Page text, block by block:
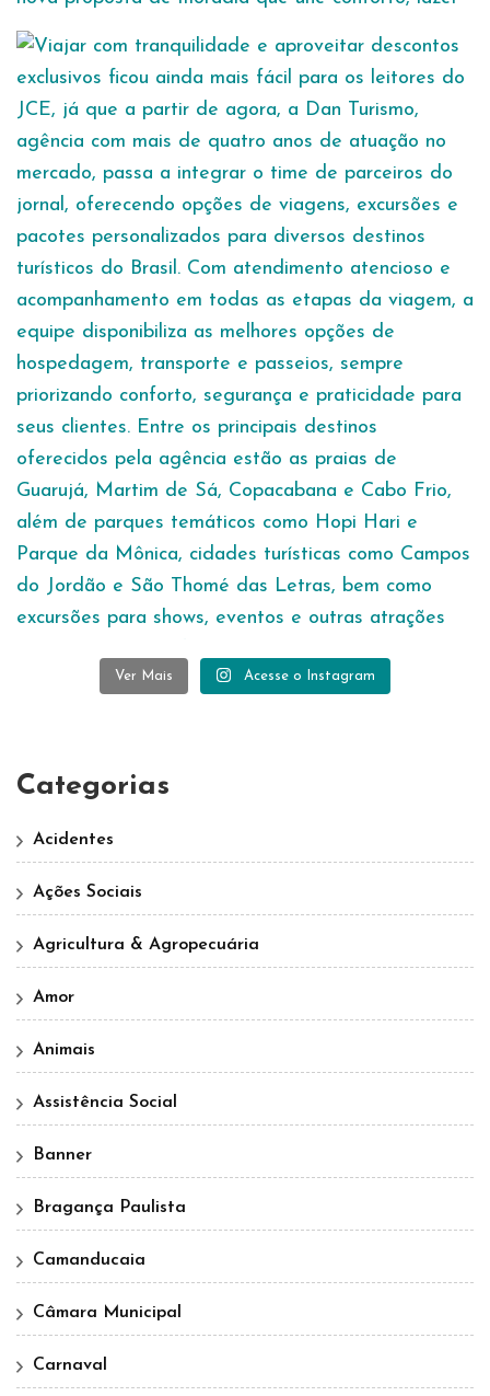
Ver Mais Acesse o Instagram
Categorias
Acidentes
Ações Sociais
Agricultura & Agropecuária
Amor
Animais
Assistência Social
Banner
Bragança Paulista
Camanducaia
Câmara Municipal
Carnaval